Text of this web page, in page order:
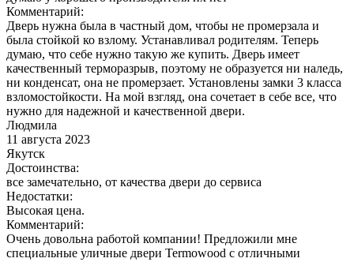
Комментарий:
Дверь нужна была в частный дом, чтобы не промерзала и
была стойкой ко взлому. Устанавливал родителям. Теперь
думаю, что себе нужно такую же купить. Дверь имеет
качественный терморазрыв, поэтому не образуется ни наледь,
ни конденсат, она не промерзает. Установлены замки 3 класса
взломостойкости. На мой взгляд, она сочетает в себе все, что
нужно для надежной и качественной двери.
Людмила
11 августа 2023
Якутск
Достоинства:
все замечательно, от качества двери до сервиса
Недостатки:
Высокая цена.
Комментарий:
Очень довольна работой компании! Предложили мне
специальные уличные двери Termowood с отличными